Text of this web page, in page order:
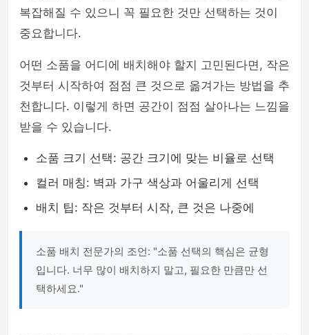
복잡해질 수 있으니 꼭 필요한 것만 선택하는 것이
중요합니다.
어떤 소품을 어디에 배치해야 할지 고민된다면, 작은
것부터 시작하여 점점 큰 것으로 옮겨가는 방법을 추
천합니다. 이렇게 하면 공간이 점점 살아나는 느낌을
받을 수 있습니다.
소품 크기 선택: 공간 크기에 맞는 비율로 선택
컬러 매칭: 벽과 가구 색상과 어울리게 선택
배치 팁: 작은 것부터 시작, 큰 것은 나중에
소품 배치 전문가의 조언: "소품 선택의 핵심은 균형
입니다. 너무 많이 배치하지 말고, 필요한 만큼만 선
택하세요."